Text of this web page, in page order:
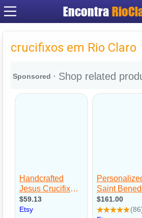
Encontra
Cadastrar
Criar conta
crucifixos em Rio Claro